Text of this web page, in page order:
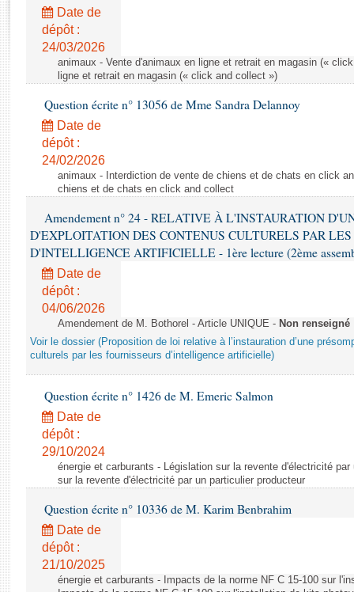
Rapports législatifs
Rapports sur l'application des lois
Baromètre de l’application des lois
Dossiers législatifs
Budget et sécurité sociale
Questions écrites et orales
Comptes rendus des débats
Date de
dépôt :
24/03/2026
animaux - Vente d'animaux en ligne et retrait en magasin («
ligne et retrait en magasin (« click and collect »)
Question écrite n° 13056 de Mme Sandra Delannoy
Date de
dépôt :
24/02/2026
animaux - Interdiction de vente de chiens et de chats en click
chiens et de chats en click and collect
Amendement n° 24 - RELATIVE À L'INSTAURATION
D'EXPLOITATION DES CONTENUS CULTURELS PAR LES
D'INTELLIGENCE ARTIFICIELLE - 1ère lecture (2ème
Date de
dépôt :
04/06/2026
Amendement de M. Bothorel - Article UNIQUE - Non renseigné
Voir le dossier (Proposition de loi relative à l’instauration d’une
culturels par les fournisseurs d’intelligence artificielle)
Question écrite n° 1426 de M. Emeric Salmon
Date de
dépôt :
29/10/2024
énergie et carburants - Législation sur la revente d'électricité
sur la revente d'électricité par un particulier producteur
Question écrite n° 10336 de M. Karim Benbrahim
Date de
dépôt :
21/10/2025
énergie et carburants - Impacts de la norme NF C 15-100 sur